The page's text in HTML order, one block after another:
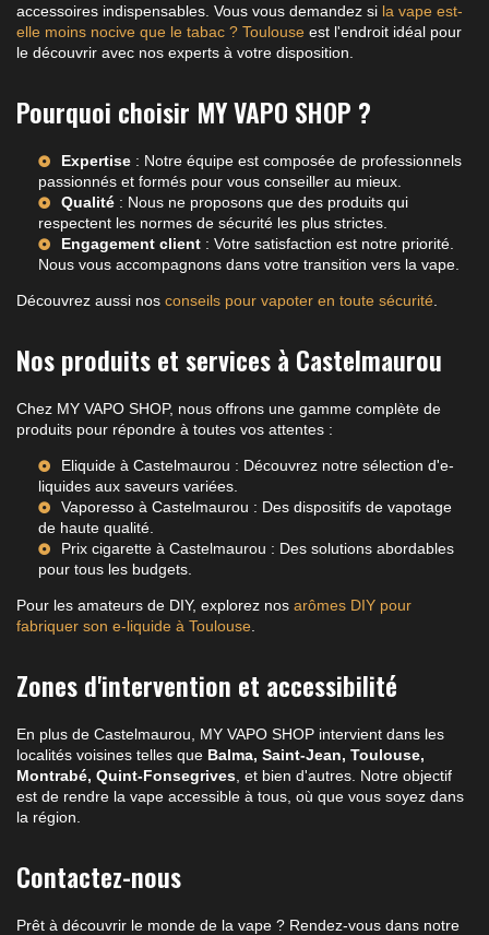
accessoires indispensables. Vous vous demandez si la vape est-
elle moins nocive que le tabac ? Toulouse est l'endroit idéal pour
le découvrir avec nos experts à votre disposition.
Pourquoi choisir MY VAPO SHOP ?
Expertise : Notre équipe est composée de professionnels
passionnés et formés pour vous conseiller au mieux.
Qualité : Nous ne proposons que des produits qui
respectent les normes de sécurité les plus strictes.
Engagement client : Votre satisfaction est notre priorité.
Nous vous accompagnons dans votre transition vers la vape.
Découvrez aussi nos conseils pour vapoter en toute sécurité
Nos produits et services à Castelmaurou
Chez MY VAPO SHOP, nous offrons une gamme complète de
produits pour répondre à toutes vos attentes :
Eliquide à Castelmaurou : Découvrez notre sélection d'e-
liquides aux saveurs variées.
Vaporesso à Castelmaurou : Des dispositifs de vapotage
de haute qualité.
Prix cigarette à Castelmaurou : Des solutions abordables
pour tous les budgets.
Pour les amateurs de DIY, explorez nos arômes DIY pour
fabriquer son e-liquide à Toulouse
Zones d'intervention et accessibilité
En plus de Castelmaurou, MY VAPO SHOP intervient dans les
localités voisines telles que Balma, Saint-Jean, Toulouse,
Montrabé, Quint-Fonsegrives , et bien d'autres. Notre objectif
est de rendre la vape accessible à tous, où que vous soyez dans
la région.
Contactez-nous
Prêt à découvrir le monde de la vape ? Rendez-vous dans notre